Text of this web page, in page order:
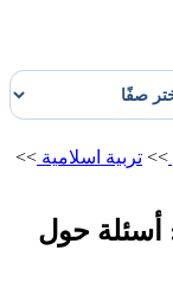
>> تربية اسلامية >>
أسئلة حول